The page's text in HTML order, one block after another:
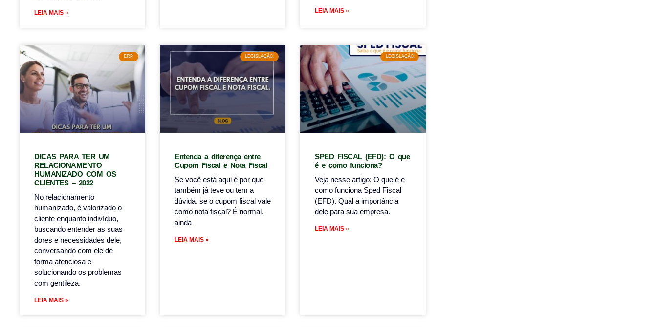
LEIA MAIS » LEIA MAIS »
ERP
DICAS PARA TER UM
RELACIONAMENTO
HUMANIZADO COM OS
CLIENTES – 2022
No relacionamento
humanizado, é valorizado o
cliente enquanto indivíduo,
buscando entender as suas
dores e necessidades dele,
conversando com ele de
forma atenciosa e
solucionando os problemas
com gentileza.
LEIA MAIS »
LEGISLAÇÃO
Entenda a diferença entre
Cupom Fiscal e Nota Fiscal
Se você está aqui é por que
também já teve ou tem a
dúvida, se o cupom fiscal vale
como nota fiscal? É normal,
ainda
LEIA MAIS »
LEGISLAÇÃO
SPED FISCAL (EFD): O que
é e como funciona?
Veja nesse artigo: O que é e
como funciona Sped Fiscal
(EFD). Qual a importância
dele para sua empresa.
LEIA MAIS »